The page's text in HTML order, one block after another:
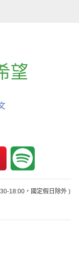
望
18:00，國定假日除外 )